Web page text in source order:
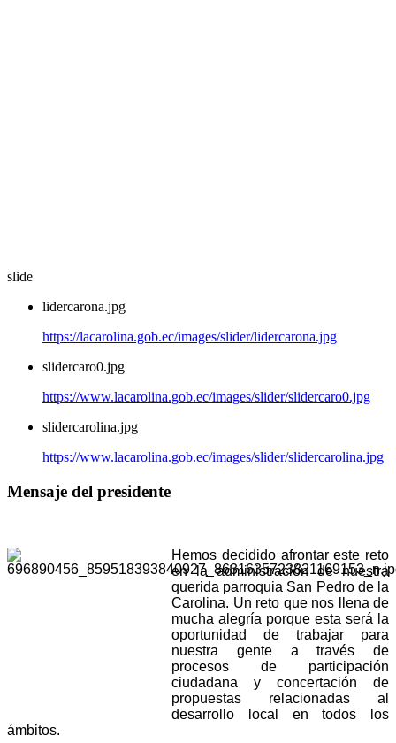
slide
lidercarona.jpg
https://lacarolina.gob.ec/images/slider/lidercarona.jpg
slidercaro0.jpg
https://www.lacarolina.gob.ec/images/slider/slidercaro0.jpg
slidercarolina.jpg
https://www.lacarolina.gob.ec/images/slider/slidercarolina.jpg
Mensaje del presidente
Hemos decidido afrontar este reto
en la administración de nuestra
querida parroquia San Pedro de la
Carolina. Un reto que nos llena de
mucha alegría porque esta será la
oportunidad de trabajar para
nuestra gente a través de
procesos de participación
ciudadana y concertación de
propuestas relacionadas al
desarrollo local en todos los
ámbitos.